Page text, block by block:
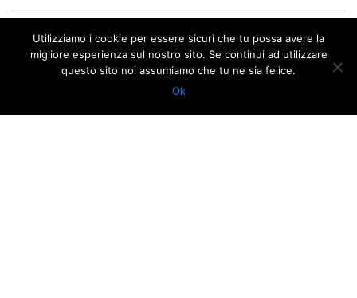
12 JANUARY 2013
ORE 20:30
ORE 15:30
Utilizziamo i cookie per essere sicuri che tu possa avere la
migliore esperienza sul nostro sito. Se continui ad utilizzare
questo sito noi assumiamo che tu ne sia felice.
Ok